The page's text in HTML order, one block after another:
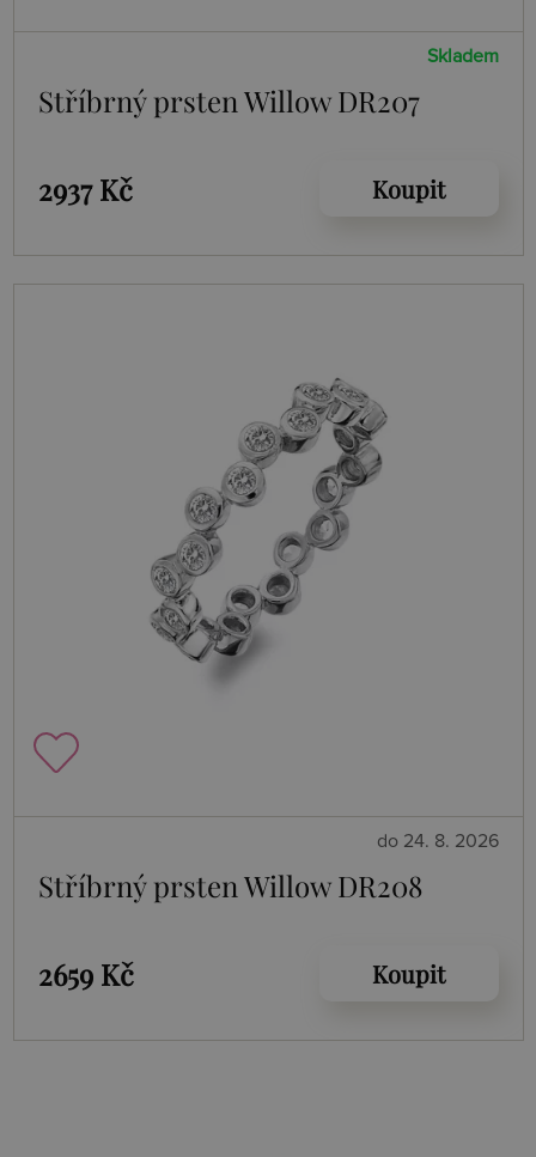
Skladem
Stříbrný prsten Willow DR207
2937 Kč Koupit
do 24. 8. 2026
Stříbrný prsten Willow DR208
2659 Kč Koupit